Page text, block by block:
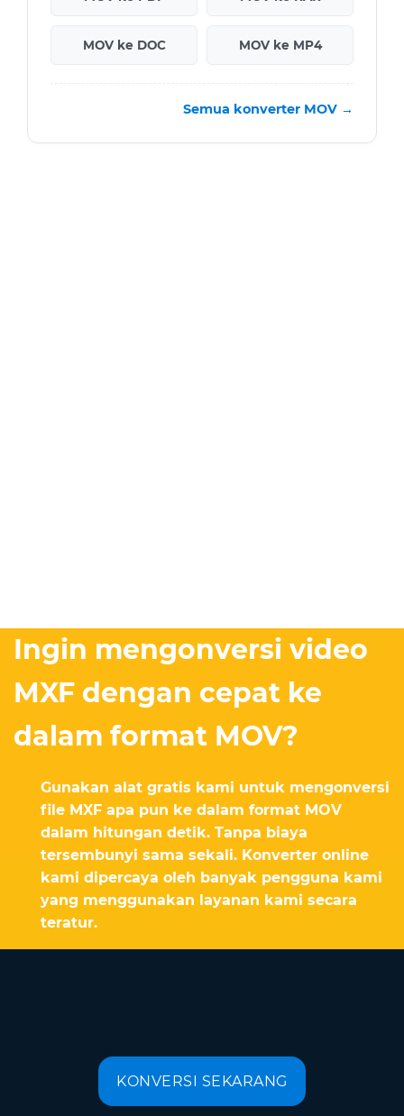
MOV ke DOC MOV ke MP4
Semua konverter MOV →
Ingin mengonversi video
MXF dengan cepat ke
dalam format MOV?
Gunakan alat gratis kami untuk mengonversi
file MXF apa pun ke dalam format MOV
dalam hitungan detik. Tanpa biaya
tersembunyi sama sekali. Konverter online
kami dipercaya oleh banyak pengguna kami
yang menggunakan layanan kami secara
teratur.
KONVERSI SEKARANG